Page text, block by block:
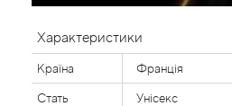
Характеристики
Країна Франція
Стать Унісекс